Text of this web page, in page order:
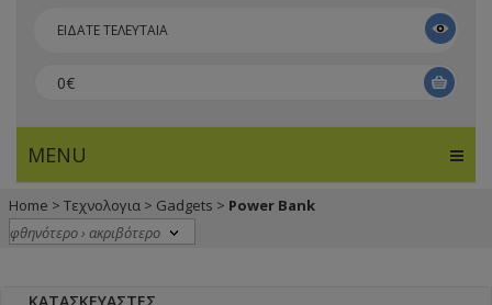
ΕΙΔΑΤΕ ΤΕΛΕΥΤΑΙΑ
0€
MENU
Home > Τεχνολογια > Gadgets > Power Bank